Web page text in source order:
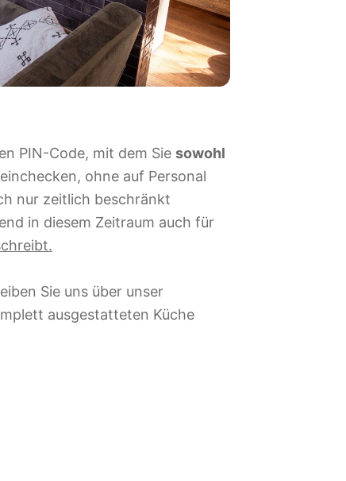
PIN-Code, mit dem Sie sowohl
ohne auf Personal
nur zeitlich beschränkt
in diesem Zeitraum auch für
Sie uns über unser
ausgestatteten Küche